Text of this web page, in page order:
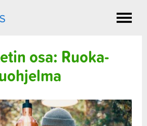
Toggle
osa: Ruoka-